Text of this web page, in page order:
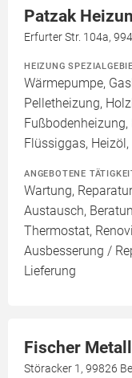
Patzak
Erfurter Str. 104a,
HEIZUNG
Wärmepumpe,
Pelletheizung,
Flüssiggas,
ANGEBOTENE
Wartung,
Austausch,
Thermostat,
Ausbesserung /
Lieferung
Fischer
Störacker 1, 99826